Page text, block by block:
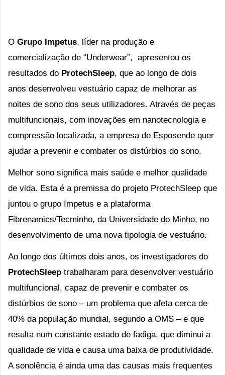
O Grupo Impetus, líder na produção e
comercialização de “Underwear”,  apresentou os
resultados do ProtechSleep, que ao longo de dois
anos desenvolveu vestuário capaz de melhorar as
noites de sono dos seus utilizadores. Através de peças
multifuncionais, com inovações em nanotecnologia e
compressão localizada, a empresa de Esposende quer
ajudar a prevenir e combater os distúrbios do sono.
Melhor sono significa mais saúde e melhor qualidade
de vida. Esta é a premissa do projeto ProtechSleep que
juntou o grupo Impetus e a plataforma
Fibrenamics/Tecminho, da Universidade do Minho, no
desenvolvimento de uma nova tipologia de vestuário.
ProtechSleep trabalharam para desenvolver vestuário
multifuncional, capaz de prevenir e combater os
distúrbios de sono – um problema que afeta cerca de
40% da população mundial, segundo a OMS – e que
resulta num constante estado de fadiga, que diminui a
qualidade de vida e causa uma baixa de produtividade.
A sonolência é ainda uma das causas mais frequentes